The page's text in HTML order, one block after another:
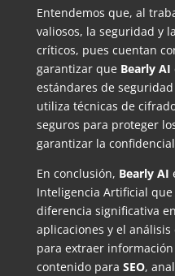
Entendemos que, al
valiosos, la seguridad y
críticos, pues cuentan
garantizar que Bearly AI
estándares de
utiliza técnicas de
seguros para proteger
garantizar la
En conclusión, Bearly AI
Inteligencia Artificial
diferencia significativa
aplicaciones y el
para extraer
contenido para SEO,